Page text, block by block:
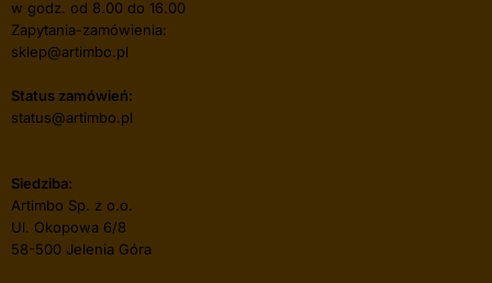
w godz. od 8.00 do 16.00
Zapytania-zamówienia:
sklep@artimbo.pl
Status zamówień:
status@artimbo.pl
Siedziba:
Artimbo Sp. z o.o.
Ul. Okopowa 6/8
58-500 Jelenia Góra